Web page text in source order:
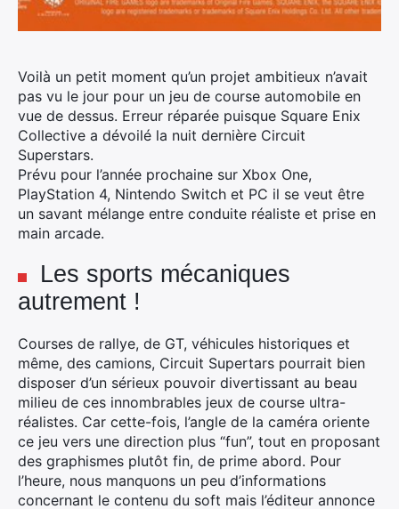
Voilà un petit moment qu’un projet ambitieux n’avait
pas vu le jour pour un jeu de course automobile en
vue de dessus. Erreur réparée puisque Square Enix
Collective a dévoilé la nuit dernière Circuit
Superstars.
Prévu pour l’année prochaine sur Xbox One,
PlayStation 4, Nintendo Switch et PC il se veut être
un savant mélange entre conduite réaliste et prise en
main arcade.
Les sports mécaniques
autrement !
Courses de rallye, de GT, véhicules historiques et
même, des camions, Circuit Supertars pourrait bien
disposer d’un sérieux pouvoir divertissant au beau
milieu de ces innombrables jeux de course ultra-
réalistes. Car cette-fois, l’angle de la caméra oriente
ce jeu vers une direction plus “fun”, tout en proposant
des graphismes plutôt fin, de prime abord. Pour
l’heure, nous manquons un peu d’informations
concernant le contenu du soft mais l’éditeur annonce